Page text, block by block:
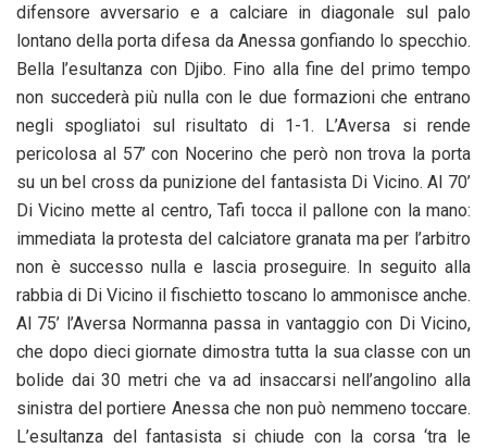
difensore avversario e a calciare in diagonale sul palo
lontano della porta difesa da Anessa gonfiando lo specchio.
Bella l’esultanza con Djibo. Fino alla fine del primo tempo
non succederà più nulla con le due formazioni che entrano
negli spogliatoi sul risultato di 1-1. L’Aversa si rende
pericolosa al 57’ con Nocerino che però non trova la porta
su un bel cross da punizione del fantasista Di Vicino. Al 70’
Di Vicino mette al centro, Tafi tocca il pallone con la mano:
immediata la protesta del calciatore granata ma per l’arbitro
non è successo nulla e lascia proseguire. In seguito alla
rabbia di Di Vicino il fischietto toscano lo ammonisce anche.
Al 75’ l’Aversa Normanna passa in vantaggio con Di Vicino,
che dopo dieci giornate dimostra tutta la sua classe con un
bolide dai 30 metri che va ad insaccarsi nell’angolino alla
sinistra del portiere Anessa che non può nemmeno toccare.
L’esultanza del fantasista si chiude con la corsa ‘tra le